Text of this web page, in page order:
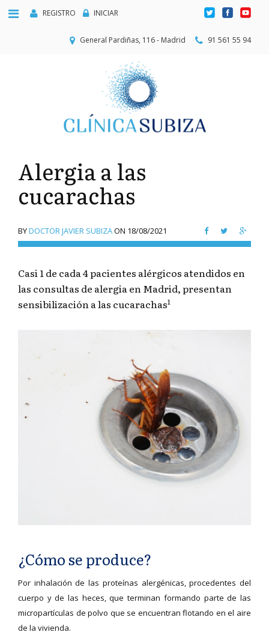
REGISTRO INICIAR
General Pardiñas, 116 - Madrid 91 561 55 94
Alergia a las
cucarachas
BYDOCTOR JAVIER SUBIZAON 18/08/2021
Casi 1 de cada 4 pacientes alérgicos atendidos en
las consultas de alergia en Madrid, presentan
sensibilización a las cucarachas1
¿Cómo se produce?
Por inhalación de las proteínas alergénicas, procedentes del
cuerpo y de las heces, que terminan formando parte de las
micropartículas de polvo que se encuentran flotando en el aire
de la vivienda.